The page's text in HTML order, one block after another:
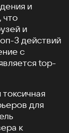
и
что
и
3 действий
с
top-
для
к